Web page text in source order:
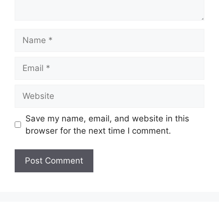
Save my name, email, and website in this
browser for the next time I comment.